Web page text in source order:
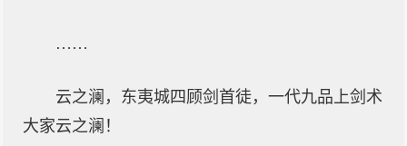
……
云之澜，东夷城四顾剑首徒，一代九品上剑术
大家云之澜！